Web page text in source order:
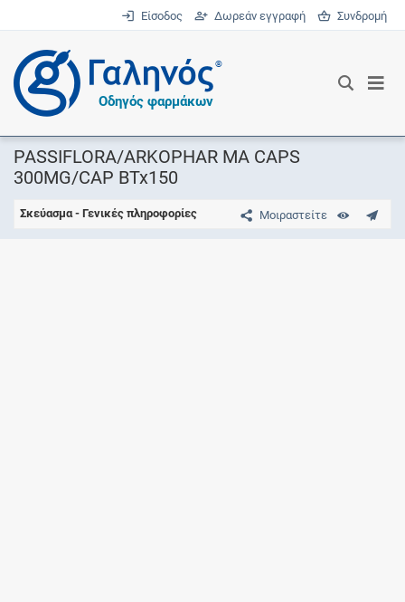
Είσοδος Δωρεάν εγγραφή Συνδρομή
®
Οδηγός φαρμάκων
PASSIFLORA/ARKOPHAR MA CAPS
300MG/CAP BTx150
Μοιραστείτε
Σκεύασμα - Γενικές πληροφορίες